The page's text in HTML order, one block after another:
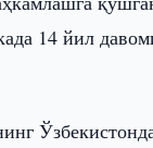
14 йил